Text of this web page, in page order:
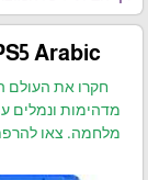
Arabic
חקרו את העולם
מדהימות ונמלים
מלחמה. צאו